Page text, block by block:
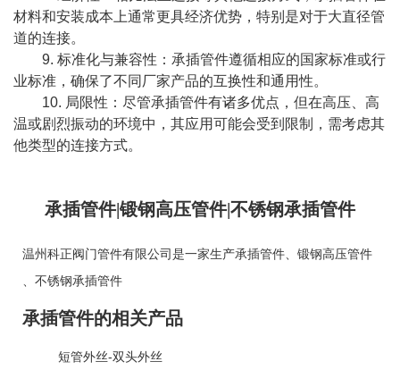
材料和安装成本上通常更具经济优势，特别是对于大直径管
道的连接。
9. 标准化与兼容性：承插管件遵循相应的国家标准或行
业标准，确保了不同厂家产品的互换性和通用性。
10. 局限性：尽管承插管件有诸多优点，但在高压、高
温或剧烈振动的环境中，其应用可能会受到限制，需考虑其
他类型的连接方式。
承插管件|锻钢高压管件|不锈钢承插管件
温州科正阀门管件有限公司是一家生产承插管件
锻钢高压管件
不锈钢承插管件
承插管件的相关产品
短管外丝-双头外丝